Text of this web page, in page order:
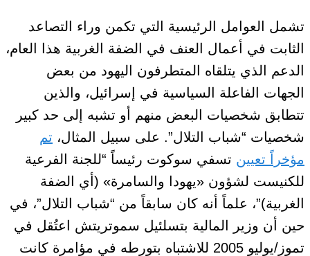
تشمل العوامل الرئيسية التي تكمن وراء التصاعد
الثابت في أعمال العنف في الضفة الغربية هذا العام،
الدعم الذي يتلقاه المتطرفون اليهود من بعض
الجهات الفاعلة السياسية في إسرائيل، والذين
تتطابق شخصيات البعض منهم أو تشبه إلى حد كبير
شخصيات “شباب التلال”. على سبيل المثال، تم
مؤخراً تعيين تسفي سوكوت رئيساً “للجنة
الفرعية
للكنيست لشؤون «يهودا والسامرة» (أي
الضفة
الغربية)”، علماً أنه كان سابقاً من “شباب التلال”، في
حين أن وزير المالية بتسلئيل سموتريتش اعتُقل في
تموز/يوليو 2005 للاشتباه بتورطه في مؤامرة كانت